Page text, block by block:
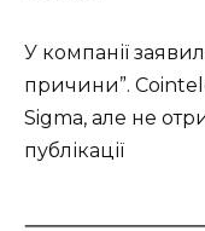
У компанії
причини”.
Sigma, але не
публікації